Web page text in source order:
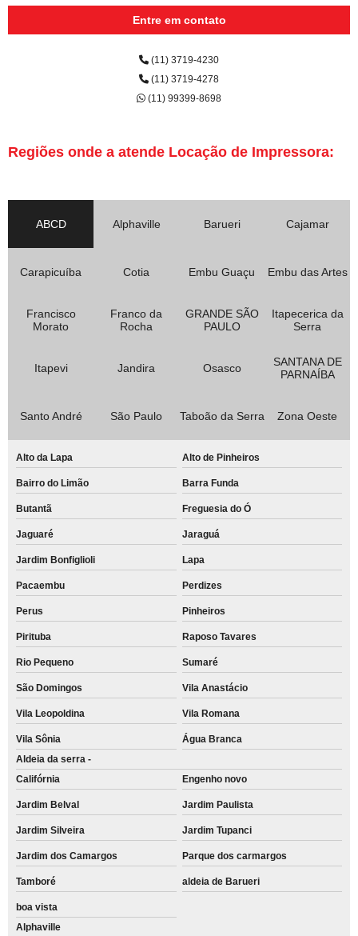
Entre em contato
(11) 3719-4230
(11) 3719-4278
(11) 99399-8698
Regiões onde a atende Locação de Impressora:
ABCD Alphaville Barueri Cajamar
Carapicuíba Cotia Embu Guaçu Embu das Artes
Francisco
Morato
Franco da
Rocha
GRANDE SÃO
PAULO
Itapecerica da
Serra
Itapevi Jandira Osasco
SANTANA DE
PARNAÍBA
Santo André São Paulo Taboão da Serra Zona Oeste
Alto da Lapa Alto de Pinheiros
Bairro do Limão Barra Funda
Butantã Freguesia do Ó
Jaguaré Jaraguá
Jardim Bonfiglioli Lapa
Pacaembu Perdizes
Perus Pinheiros
Pirituba Raposo Tavares
Rio Pequeno Sumaré
São Domingos Vila Anastácio
Vila Leopoldina Vila Romana
Vila Sônia
Água Branca
Aldeia da serra -
Califórnia
Engenho novo
Jardim Belval Jardim Paulista
Jardim Silveira Jardim Tupanci
Jardim dos Camargos Parque dos carmargos
Tamboré aldeia de Barueri
boa vista
Alphaville